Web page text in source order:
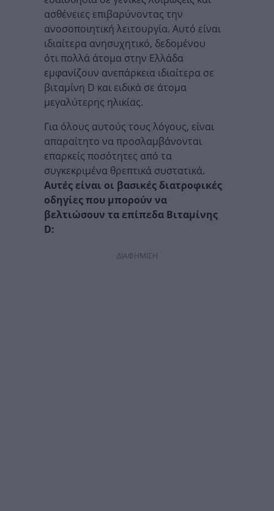
ασθένειες επιβαρύνοντας την
ανοσοποιητική λειτουργία. Αυτό είναι
ιδιαίτερα ανησυχητικό, δεδομένου
ότι πολλά άτομα στην Ελλάδα
εμφανίζουν ανεπάρκεια ιδιαίτερα σε
βιταμίνη D και ειδικά σε άτομα
μεγαλύτερης ηλικίας.
Για όλους αυτούς τους λόγους, είναι
απαραίτητο να προσλαμβάνονται
επαρκείς ποσότητες από τα
συγκεκριμένα θρεπτικά συστατικά.
Αυτές είναι οι βασικές διατροφικές
οδηγίες που μπορούν να
βελτιώσουν τα επίπεδα Βιταμίνης
D:
ΔΙΑΦΗΜΙΣΗ